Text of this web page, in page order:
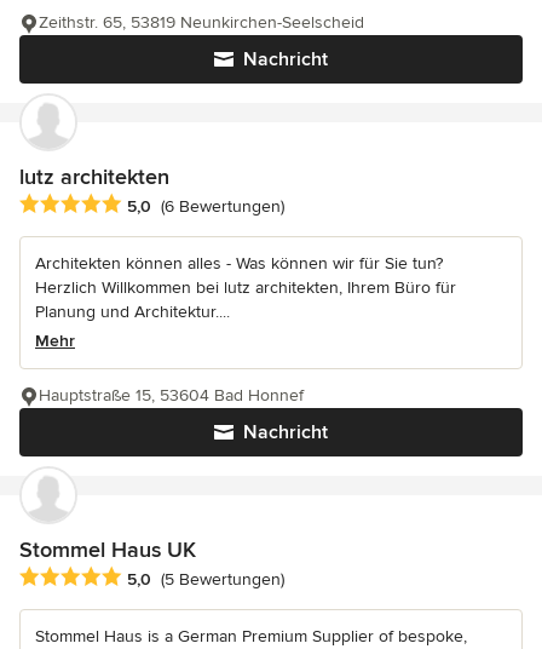
Nachricht
Zeithstr. 65, 53819 Neunkirchen-Seelscheid
lutz architekten
Durchschnittliche Bewertung: 5 von 5 Sternen
5,0 (6 Bewertungen)
Architekten können alles - Was können wir für Sie tun?
Herzlich Willkommen bei lutz architekten, Ihrem Büro für
Planung und Architektur....
Mehr
Nachricht
Hauptstraße 15, 53604 Bad Honnef
Stommel Haus UK
Durchschnittliche Bewertung: 5 von 5 Sternen
5,0 (5 Bewertungen)
Stommel Haus is a German Premium Supplier of bespoke,